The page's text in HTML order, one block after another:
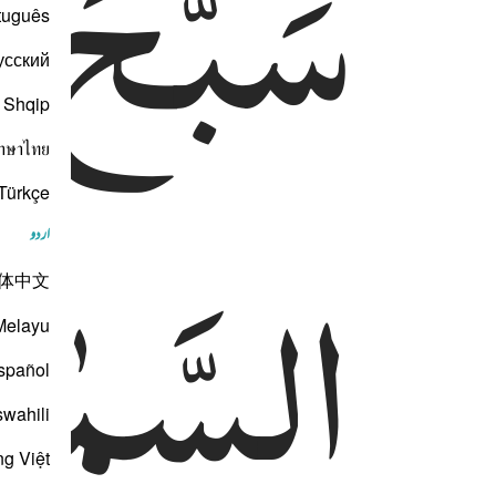
Shqip
ษาไทย
اردو
中文
Việt